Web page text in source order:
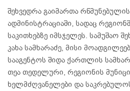
შეხვედრა გაიმართა
ადმინისტრაციაში, სადაც
საკითხებზე იმსჯელეს. სამუშაო
კახა სამხარაძე, მისი
სააგენტოს შიდა ქართლის
თეა თედელური, რეგიონის
ხელმძღვანელები და